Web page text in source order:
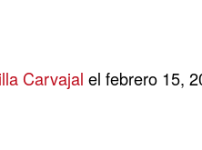
Carvajal el febrero 15,